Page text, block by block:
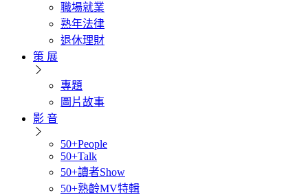
職場就業
熟年法律
退休理財
策 展
專題
圖片故事
影 音
50+People
50+Talk
50+讀者Show
50+熟齡MV特輯